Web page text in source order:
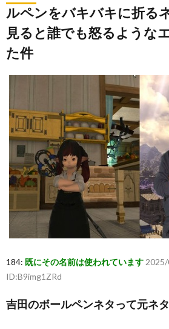
ルペンをバキバキに折る
見ると誰でも怒るような
た件
184: 既にその名前は使われています
ID:B9img1ZRd
吉田のボールペンネタって元ネ